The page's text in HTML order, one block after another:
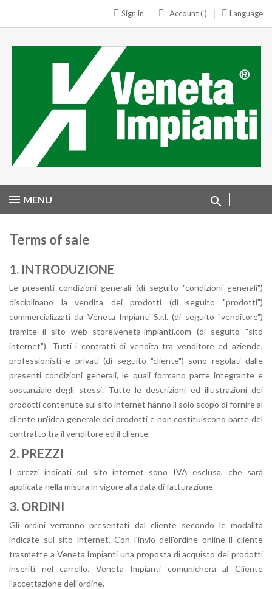
Language
Account ( )
Sign in
MENU
Terms of sale
1. INTRODUZIONE
Le presenti condizioni generali (di seguito "condizioni generali")
disciplinano la vendita dei prodotti (di seguito "prodotti")
commercializzati da Veneta Impianti S.r.l. (di seguito "venditore")
tramite il sito web store.veneta-impianti.com (di seguito "sito
internet"). Tutti i contratti di vendita tra venditore ed aziende,
professionisti e privati (di seguito "cliente") sono regolati dalle
presenti condizioni generali, le quali formano parte integrante e
sostanziale degli stessi. Tutte le descrizioni ed illustrazioni dei
prodotti contenute sul sito internet hanno il solo scopo di fornire al
cliente un'idea generale dei prodotti e non costituiscono parte del
contratto tra il venditore ed il cliente.
2. PREZZI
I prezzi indicati sul sito internet sono IVA esclusa, che sarà
applicata nella misura in vigore alla data di fatturazione.
3. ORDINI
Gli ordini verranno presentati dal cliente secondo le modalità
indicate sul sito internet. Con l'invio dell'ordine online il cliente
trasmette a Veneta Impianti una proposta di acquisto dei prodotti
inseriti nel carrello. Veneta Impianti comunicherà al Cliente
l'accettazione dell'ordine.